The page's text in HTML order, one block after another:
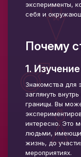
эксперименты,
себя и
Почему
1.
Знакомства для
заглянуть
границы. Вы
интересно. Это
людьми,
жизнь, до
мероприятиях.